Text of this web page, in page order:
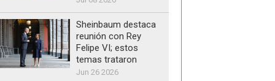
Sheinbaum destaca
reunión con Rey
Felipe VI; estos
temas trataron
Jun 26 2026